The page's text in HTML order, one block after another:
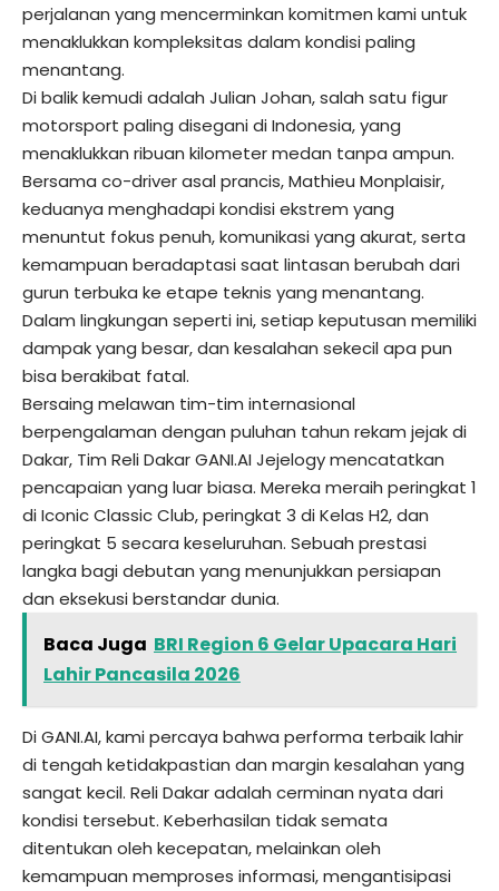
perjalanan yang mencerminkan komitmen kami untuk
menaklukkan kompleksitas dalam kondisi paling
menantang.
Di balik kemudi adalah Julian Johan, salah satu figur
motorsport paling disegani di Indonesia, yang
menaklukkan ribuan kilometer medan tanpa ampun.
Bersama co-driver asal prancis, Mathieu Monplaisir,
keduanya menghadapi kondisi ekstrem yang
menuntut fokus penuh, komunikasi yang akurat, serta
kemampuan beradaptasi saat lintasan berubah dari
gurun terbuka ke etape teknis yang menantang.
Dalam lingkungan seperti ini, setiap keputusan memiliki
dampak yang besar, dan kesalahan sekecil apa pun
bisa berakibat fatal.
Bersaing melawan tim-tim internasional
berpengalaman dengan puluhan tahun rekam jejak di
Dakar, Tim Reli Dakar GANI.AI Jejelogy mencatatkan
pencapaian yang luar biasa. Mereka meraih peringkat 1
di Iconic Classic Club, peringkat 3 di Kelas H2, dan
peringkat 5 secara keseluruhan. Sebuah prestasi
langka bagi debutan yang menunjukkan persiapan
dan eksekusi berstandar dunia.
Baca Juga BRI Region 6 Gelar Upacara Hari
Lahir Pancasila 2026
Di GANI.AI, kami percaya bahwa performa terbaik lahir
di tengah ketidakpastian dan margin kesalahan yang
sangat kecil. Reli Dakar adalah cerminan nyata dari
kondisi tersebut. Keberhasilan tidak semata
ditentukan oleh kecepatan, melainkan oleh
kemampuan memproses informasi, mengantisipasi